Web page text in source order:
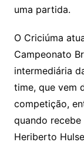
uma partida.
O Criciúma
Campeonato
intermediária
time, que vem
competição,
quando recebe
Heriberto